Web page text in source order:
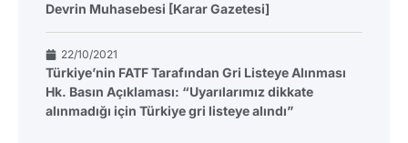
Devrin Muhasebesi [Karar Gazetesi]
22/10/2021
Türkiye’nin FATF Tarafından Gri Listeye Alınması
Hk. Basın Açıklaması: “Uyarılarımız dikkate
alınmadığı için Türkiye gri listeye alındı”